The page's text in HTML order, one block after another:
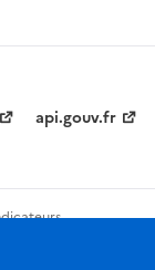
api.gouv.fr